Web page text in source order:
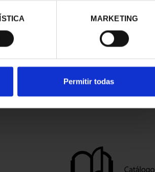
MARKETING
Permitir todas